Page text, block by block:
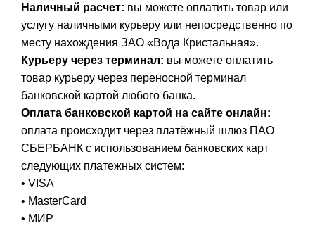
Наличный расчет: вы можете оплатить товар или
услугу наличными курьеру или непосредственно по
месту нахождения ЗАО «Вода Кристальная».
Курьеру через терминал: вы можете оплатить
товар курьеру через переносной терминал
банковской картой любого банка.
Оплата банковской картой на сайте онлайн:
оплата происходит через платёжный шлюз ПАО
СБЕРБАНК с использованием банковских карт
следующих платежных систем:
• VISA
• MasterCard
• МИР